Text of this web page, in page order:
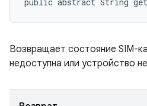
Возвращает состояние SIM-
недоступна или устройство